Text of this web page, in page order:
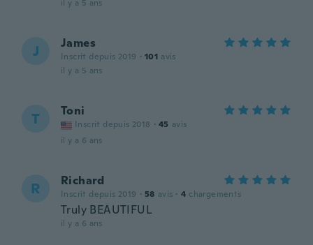
il y a 5 ans
J James
Inscrit depuis 2019 · 101 avis
il y a 5 ans
T Toni
Inscrit depuis 2018 · 45 avis
il y a 6 ans
R Richard
Inscrit depuis 2019 · 58 avis · 4 chargements
Truly BEAUTIFUL
il y a 6 ans